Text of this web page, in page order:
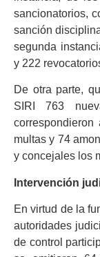
sancionatorios,
sanción
segunda
y 222
De otra parte,
SIRI 763
multas y 74
y concejales los
Intervención
En virtud de la
autoridades
de control